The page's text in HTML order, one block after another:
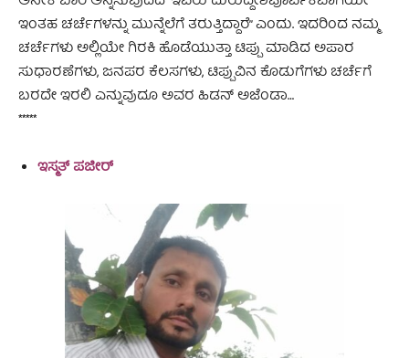
ಇಂತಹ ಚರ್ಚೆಗಳನ್ನು ಮುನ್ನೆಲೆಗೆ ತರುತ್ತಿದ್ದಾರೆ” ಎಂದು. ಇದರಿಂದ ನಮ್ಮ
ಚರ್ಚೆಗಳು ಅಲ್ಲಿಯೇ ಗಿರಕಿ ಹೊಡೆಯುತ್ತಾ ಟಿಪ್ಪು ಮಾಡಿದ ಅಪಾರ
ಸುಧಾರಣೆಗಳು, ಜನಪರ ಕೆಲಸಗಳು, ಟಿಪ್ಪುವಿನ ಕೊಡುಗೆಗಳು ಚರ್ಚೆಗೆ
ಬರದೇ ಇರಲಿ ಎನ್ನುವುದೂ ಅವರ ಹಿಡನ್ ಅಜೆಂಡಾ…
*****
ಇಸ್ಮತ್ ಪಜೀರ್